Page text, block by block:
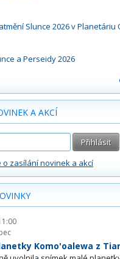
Slunce 2026 v Planetáriu
a Perseidy 2026
A AKCÍ
o zasílání novinek a akcí
Komo'oalewa z